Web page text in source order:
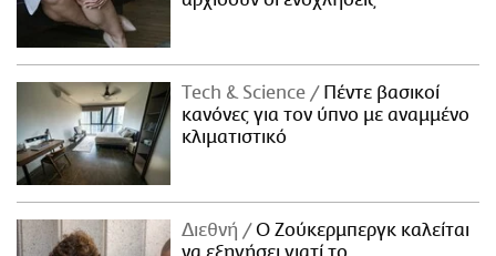
Τech & Science
Πέντε βασικοί
κανόνες για τον ύπνο με αναμμένο
κλιματιστικό
Διεθνή
Ο Ζούκερμπεργκ καλείται